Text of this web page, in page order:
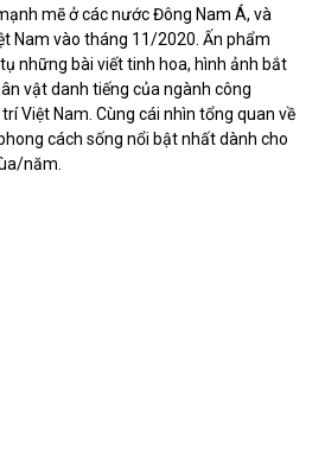
mẽ ở các nước Đông Nam Á, và
Nam vào tháng 11/2020. Ấn phẩm
những bài viết tinh hoa, hình ảnh bắt
vật danh tiếng của ngành công
Việt Nam. Cùng cái nhìn tổng quan về
cách sống nổi bật nhất dành cho
năm.